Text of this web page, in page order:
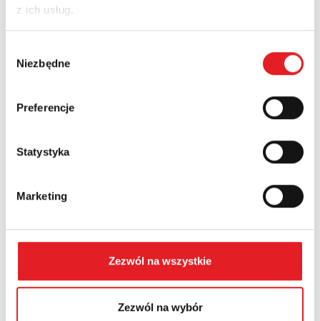
z ich usług.
zgody
Niezbędne
Preferencje
Statystyka
Marketing
Zezwól na wszystkie
Zezwól na wybór
Nazwa firmy:
Numer telefonu:
Wyrażam zgodę na przetwarzanie moich danych
osobowych przez Relpol S.A. Więcej informacji na
temat przetwarzania danych osobowych w